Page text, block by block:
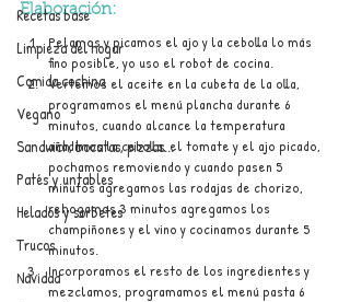
Recetas base
Limpieza del hogar
Comida cochina
Vegano
Sandwich, bocatas, pizzas...
Patés y untables
Helados y sorbetes
Trucos
Navidad
Elaboración:
Pelamos y picamos el ajo y la cebolla lo más
fino posible, yo uso el robot de cocina.
Vertemos el aceite en la cubeta de la olla,
programamos el menú plancha durante 6
minutos, cuando alcance la temperatura
añadimos la cebolla, el tomate y el ajo picado,
pochamos removiendo y cuando pasen 5
minutos agregamos las rodajas de chorizo,
rehogamos 3 minutos agregamos los
champiñones y el vino y cocinamos durante 5
minutos.
Incorporamos el resto de los ingredientes y
mezclamos, programamos el menú pasta 6